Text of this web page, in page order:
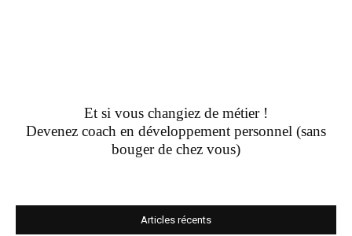
Et si vous changiez de métier !
Devenez coach en développement personnel (sans
bouger de chez vous)
Articles récents